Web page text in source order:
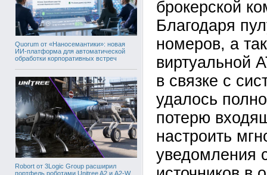
Quorum от «Наносемантики»: новая
ИИ-платформа для автоматической
обработки корпоративных встреч
Robort от 3Logic Group расширил
портфель роботами Unitree A2 и A2-W
брокерской
Благодаря
номеров, а
виртуальной
в связке с
удалось
потерю
настроить
уведомления